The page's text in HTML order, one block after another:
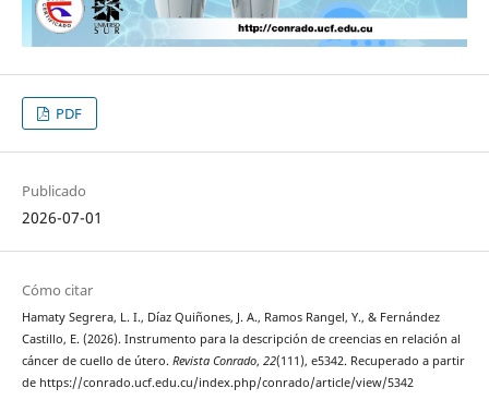
PDF
Publicado
2026-07-01
Cómo citar
Hamaty Segrera, L. I., Díaz Quiñones, J. A., Ramos Rangel, Y., & Fernández
Castillo, E. (2026). Instrumento para la descripción de creencias en relación al
cáncer de cuello de útero. Revista Conrado, 22(111), e5342. Recuperado a partir
de https://conrado.ucf.edu.cu/index.php/conrado/article/view/5342